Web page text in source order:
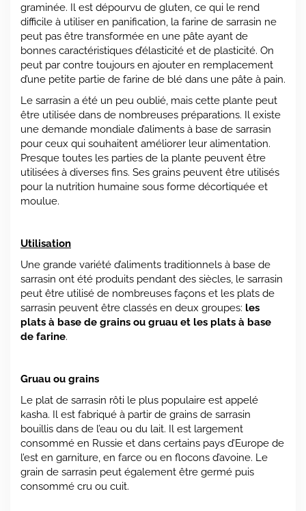
graminée. Il est dépourvu de gluten, ce qui le rend
difficile à utiliser en panification, la farine de sarrasin ne
peut pas être transformée en une pâte ayant de
bonnes caractéristiques d’élasticité et de plasticité. On
peut par contre toujours en ajouter en remplacement
d’une petite partie de farine de blé dans une pâte à pain.
Le sarrasin a été un peu oublié, mais cette plante peut
être utilisée dans de nombreuses préparations. Il existe
une demande mondiale d’aliments à base de sarrasin
pour ceux qui souhaitent améliorer leur alimentation.
Presque toutes les parties de la plante peuvent être
utilisées à diverses fins. Ses grains peuvent être utilisés
pour la nutrition humaine sous forme décortiquée et
moulue.
Utilisation
Une grande variété d’aliments traditionnels à base de
sarrasin ont été produits pendant des siècles, le sarrasin
peut être utilisé de nombreuses façons et les plats de
sarrasin peuvent être classés en deux groupes: les
plats à base de grains ou gruau et les plats à base
de farine.
Gruau ou grains
Le plat de sarrasin rôti le plus populaire est appelé
kasha. Il est fabriqué à partir de grains de sarrasin
bouillis dans de l’eau ou du lait. Il est largement
consommé en Russie et dans certains pays d’Europe de
l’est en garniture, en farce ou en flocons d’avoine. Le
grain de sarrasin peut également être germé puis
consommé cru ou cuit.